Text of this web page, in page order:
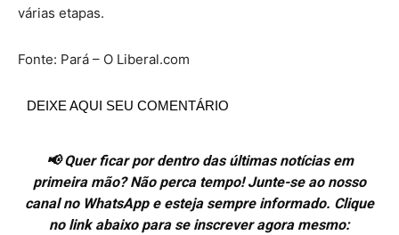
várias etapas.
Fonte: Pará – O Liberal.com
DEIXE AQUI SEU COMENTÁRIO
📢 Quer ficar por dentro das últimas notícias em
primeira mão? Não perca tempo! Junte-se ao nosso
canal no WhatsApp e esteja sempre informado. Clique
no link abaixo para se inscrever agora mesmo: